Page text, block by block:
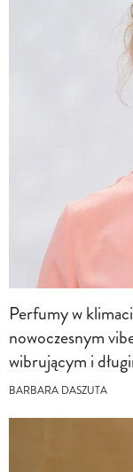
Perfumy w
nowoczesnym
wibrującym i
BARBARA DASZUTA